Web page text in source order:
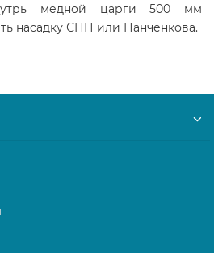
медной царги 500 мм
насадку СПН или Панченкова.